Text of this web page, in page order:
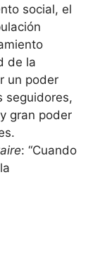
social, el
de la
un poder
seguidores,
gran poder
: “Cuando